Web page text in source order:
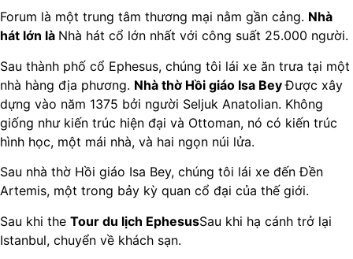
Forum là một trung tâm thương mại nằm gần cảng. Nhà
hát lớn là Nhà hát cổ lớn nhất với công suất 25.000 người.
Sau thành phố cổ Ephesus, chúng tôi lái xe ăn trưa tại một
nhà hàng địa phương. Nhà thờ Hồi giáo Isa BeyĐược xây
dựng vào năm 1375 bởi người Seljuk Anatolian. Không
giống như kiến trúc hiện đại và Ottoman, nó có kiến trúc
hình học, một mái nhà, và hai ngọn núi lửa.
Sau nhà thờ Hồi giáo Isa Bey, chúng tôi lái xe đến Đền
Artemis, một trong bảy kỳ quan cổ đại của thế giới.
Sau khi the Tour du lịch EphesusSau khi hạ cánh trở lại
Istanbul, chuyển về khách sạn.